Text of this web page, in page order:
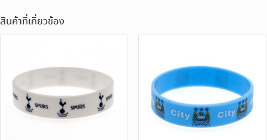
สินค้าที่เกี่ยวข้อง